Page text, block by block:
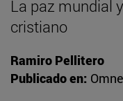
La paz mundial
cristiano
Ramiro Pellitero
Publicado en: